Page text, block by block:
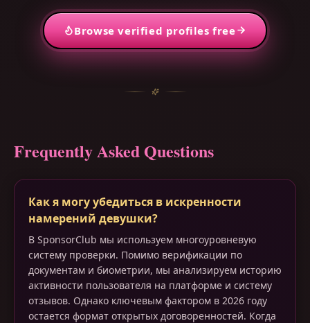
Browse verified profiles free
Frequently Asked Questions
Как я могу убедиться в искренности
намерений девушки?
В SponsorClub мы используем многоуровневую
систему проверки. Помимо верификации по
документам и биометрии, мы анализируем историю
активности пользователя на платформе и систему
отзывов. Однако ключевым фактором в 2026 году
остается формат открытых договоренностей. Когда